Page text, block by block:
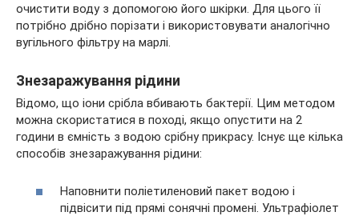
очистити воду з допомогою його шкірки. Для цього її
потрібно дрібно порізати і використовувати аналогічно
вугільного фільтру на марлі.
Знезаражування рідини
Відомо, що іони срібла вбивають бактерії. Цим методом
можна скористатися в поході, якщо опустити на 2
години в ємність з водою срібну прикрасу. Існує ще кілька
способів знезаражування рідини:
Наповнити поліетиленовий пакет водою і
підвісити під прямі сонячні промені. Ультрафіолет